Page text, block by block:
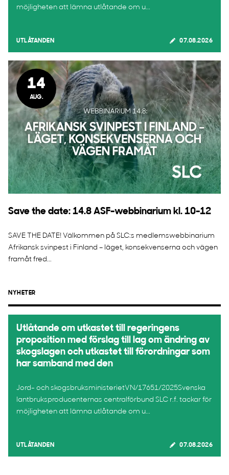
möjligheten att lämna utlåtande om u...
UTLÅTANDEN 07.08.2026
14
AUG.
Save the date: 14.8 ASF-webbinarium kl. 10-12
SAVE THE DATE! Välkommen på SLC:s medlemswebbinarium
Afrikansk svinpest i Finland – läget, konsekvenserna och vägen
framåt fred...
NYHETER
Utlåtande om utkastet till regeringens
proposition med förslag till lag om ändring av
skogslagen och utkastet till förordningar som
har samband med den
Jord- och skogsbruksministerietVN/17651/2025Svenska
lantbruksproducenternas centralförbund SLC r.f. tackar för
möjligheten att lämna utlåtande om u...
UTLÅTANDEN 07.08.2026